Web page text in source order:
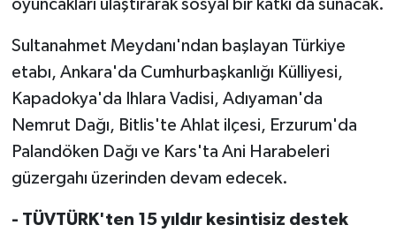
oyuncakları ulaştırarak sosyal bir katkı da sunacak.
Sultanahmet Meydanı'ndan başlayan Türkiye
etabı, Ankara'da Cumhurbaşkanlığı Külliyesi,
Kapadokya'da Ihlara Vadisi, Adıyaman'da
Nemrut Dağı, Bitlis'te Ahlat ilçesi, Erzurum'da
Palandöken Dağı ve Kars'ta Ani Harabeleri
güzergahı üzerinden devam edecek.
- TÜVTÜRK'ten 15 yıldır kesintisiz destek